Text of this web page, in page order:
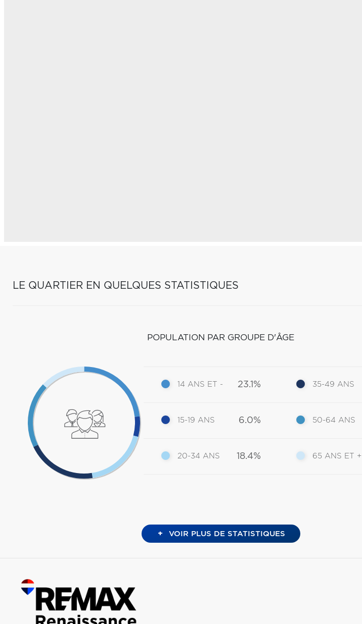
LE QUARTIER EN QUELQUES STATISTIQUES
POPULATION PAR GROUPE D'ÂGE
14 ANS ET - 23.1%
15-19 ANS 6.0%
20-34 ANS 18.4%
35-49 ANS
50-64 ANS
65 ANS ET +
+ VOIR PLUS DE STATISTIQUES